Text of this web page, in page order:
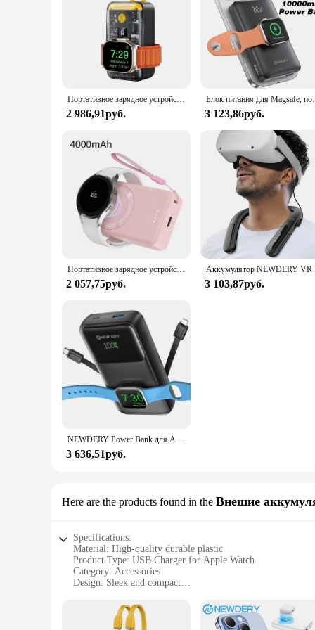
Портативное зарядное устройство NEWDERY для Apple Watch, внешний аккумулятор 10000 мАч, 22,5 Вт, быстрая зарядка для iPhone,iWatch,Samsung,LG, аккумулятор для телефона
2 986,91руб.
Блок питания для Magsafe,
3 123,86руб.
Портативное зарядное устройство NEWDERY для Galaxy Watch 7 Ultra 6 Classic 5 Pro 4 3,Active 2/1,Gear S4 S3 Watch, магнитный беспроводной внешний аккумулятор
2 057,75руб. 3 103,87руб.
NEWDERY Power Bank для Apple Watch Зарядное устройство для быстрой зарядки Встроенный кабель для телефонов iPhone,Samsung,LG Вспомогательная батарея 20000 мАч
3 636,51руб.
Here are the products found in the Внешие
Specifications:
Material: High-quality durable plastic
Product Type: USB Charger for Apple Watch
Category: Accessories
Design: Sleek and compact
Compatibility: Specifically designed for Apple Watch models